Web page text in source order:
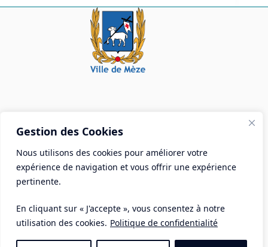
Gestion des Cookies
Nous utilisons des cookies pour améliorer votre
expérience de navigation et vous offrir une expérience
pertinente.
En cliquant sur « J'accepte », vous consentez à notre
utilisation des cookies. Politique de confidentialité
Mairie de Mèze
Place Aristide Briand - BP 28 34140 Mèze
Tél :04 67 18 30 30
Mail :